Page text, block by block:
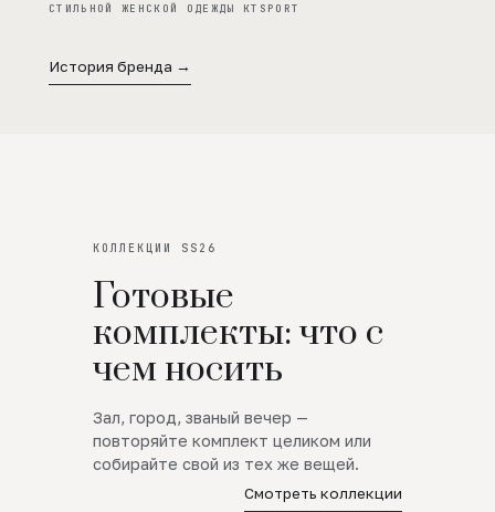
СТИЛЬНОЙ ЖЕНСКОЙ ОДЕЖДЫ KTSPORT
История бренда →
КОЛЛЕКЦИИ SS26
Готовые
комплекты: что с
чем носить
Зал, город, званый вечер —
повторяйте комплект целиком или
собирайте свой из тех же вещей.
Смотреть коллекции